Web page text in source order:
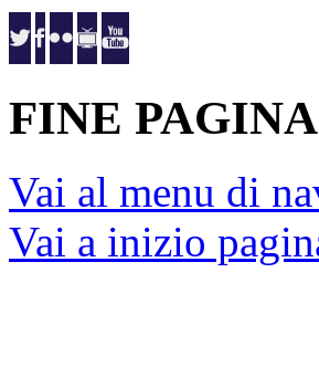
FINE PAGINA
Vai al menu di
Vai a inizio